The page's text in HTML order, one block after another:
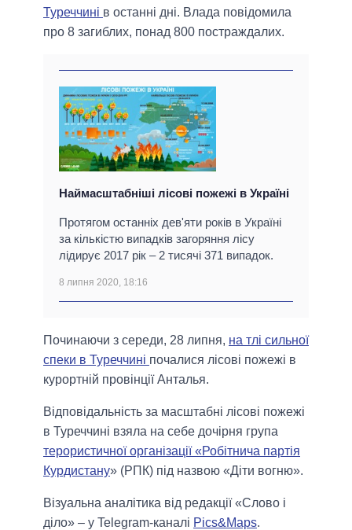
Туреччині в останні дні. Влада повідомила
про 8 загиблих, понад 800 постраждалих.
Наймасштабніші лісові пожежі в Україні
Протягом останніх дев'яти років в Україні
за кількістю випадків загоряння лісу
лідирує 2017 рік – 2 тисячі 371 випадок.
8 липня 2020, 18:16
Починаючи з середи, 28 липня, на тлі сильної
спеки в Туреччині почалися лісові пожежі в
курортній провінції Анталья.
Відповідальність за масштабні лісові пожежі
в Туреччині взяла на себе дочірня група
терористичної організації «Робітнича партія
Курдистану» (РПК) під назвою «Діти вогню».
Візуальна аналітика від редакції «Слово і
діло» – у Telegram-каналі Pics&Maps.